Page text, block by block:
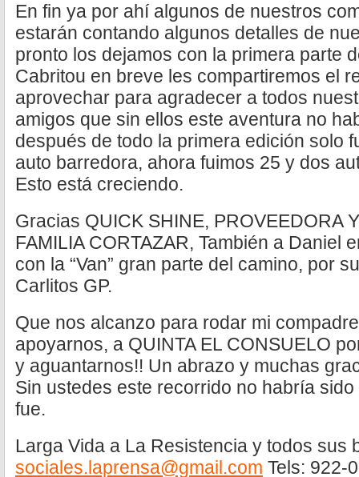
En fin ya por ahí algunos de nuestros
estarán contando algunos detalles de
pronto los dejamos con la primera parte
Cabritou en breve les compartiremos el
aprovechar para agradecer a todos
amigos que sin ellos este aventura no
después de todo la primera edición solo
auto barredora, ahora fuimos 25 y dos
Esto está creciendo.
Gracias QUICK SHINE, PROVEEDORA
FAMILIA CORTAZAR, También a Daniel
con la “Van” gran parte del camino, por
Carlitos GP.
Que nos alcanzo para rodar mi
apoyarnos, a QUINTA EL CONSUELO
y aguantarnos!! Un abrazo y muchas
Sin ustedes este recorrido no habría
fue.
Larga Vida a La Resistencia y todos sus
sociales.laprensa@gmail.com Tels: 922-